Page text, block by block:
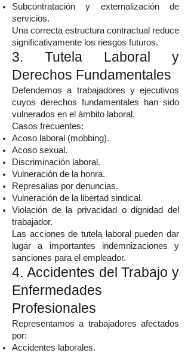
Subcontratación y externalización de
servicios.
Una correcta estructura contractual reduce
significativamente los riesgos futuros.
3. Tutela Laboral y
Derechos Fundamentales
Defendemos a trabajadores y ejecutivos
cuyos derechos fundamentales han sido
vulnerados en el ámbito laboral.
Casos frecuentes:
Acoso laboral (mobbing).
Acoso sexual.
Discriminación laboral.
Vulneración de la honra.
Represalias por denuncias.
Vulneración de la libertad sindical.
Violación de la privacidad o dignidad del
trabajador.
Las acciones de tutela laboral pueden dar
lugar a importantes indemnizaciones y
sanciones para el empleador.
4. Accidentes del Trabajo y
Enfermedades
Profesionales
Representamos a trabajadores afectados
por:
Accidentes laborales.